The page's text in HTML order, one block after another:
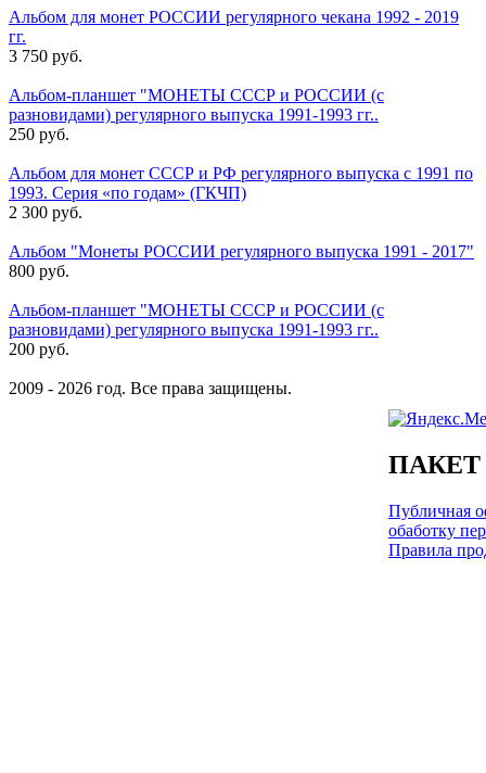
Альбом для монет РОССИИ регулярного чекана 1992 - 2019
гг.
3 750 руб.
Альбом-планшет "МОНЕТЫ СССР и РОССИИ (с
разновидами) регулярного выпуска 1991-1993 гг..
250 руб.
Альбом для монет СССР и РФ регулярного выпуска с 1991 по
1993. Серия «по годам» (ГКЧП)
2 300 руб.
Альбом "Монеты РОССИИ регулярного выпуска 1991 - 2017"
800 руб.
Альбом-планшет "МОНЕТЫ СССР и РОССИИ (с
разновидами) регулярного выпуска 1991-1993 гг..
200 руб.
2009 - 2026 год. Все права защищены.
Публичная
обаботку
Правила